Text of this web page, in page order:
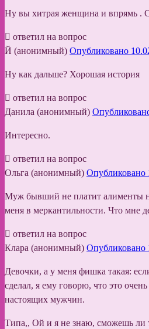
Ну вы хитрая женщина и впрямь .
ответил на вопрос
Й (анонимный) Опубликовано
Ну как дальше? Хорошая история
ответил на вопрос
Данила (анонимный)
Интересно.
ответил на вопрос
Ольга (анонимный) Опубликовано
Муж бывший не платит алименты
меня в меркантильности. Что мне
ответил на вопрос
Клара (анонимный) Опубликовано
Девочки, а у меня фишка такая:
сделал, я ему говорю, что это
настоящих мужчин.
Типа,, Ой и я не знаю, сможешь ли